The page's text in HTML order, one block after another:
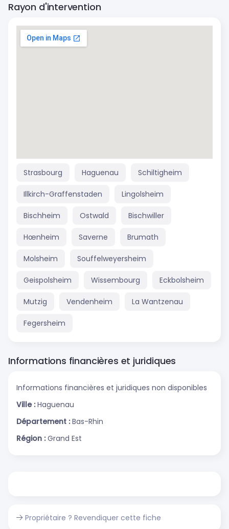
Rayon d'intervention
Strasbourg Haguenau Schiltigheim
Illkirch-Graffenstaden Lingolsheim
Bischheim Ostwald Bischwiller
Hœnheim Saverne Brumath
Molsheim Souffelweyersheim
Geispolsheim Wissembourg Eckbolsheim
Mutzig Vendenheim La Wantzenau
Fegersheim
Informations financières et juridiques
Informations financières et juridiques non disponibles
Ville : Haguenau
Département : Bas-Rhin
Région : Grand Est
Propriétaire ? Revendiquer cette fiche